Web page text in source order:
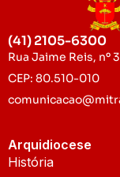
(41) 2105-6300
Rua Jaime Reis, nº
CEP: 80.510-010
Arquidiocese
História